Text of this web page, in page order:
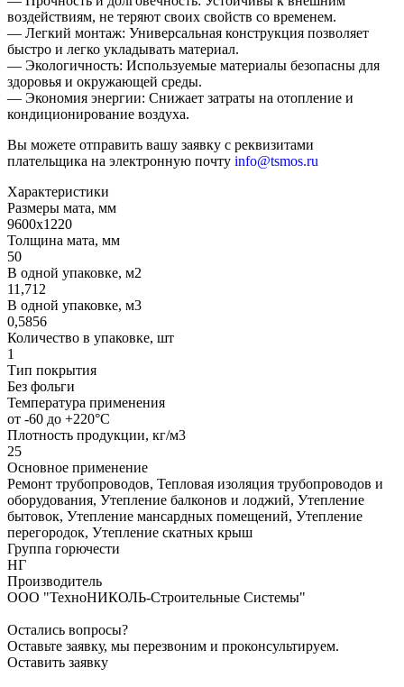
воздействиям, не теряют своих свойств со временем.
— Легкий монтаж: Универсальная конструкция позволяет
быстро и легко укладывать материал.
— Экологичность: Используемые материалы безопасны для
здоровья и окружающей среды.
— Экономия энергии: Снижает затраты на отопление и
кондиционирование воздуха.
Вы можете отправить вашу заявку с реквизитами
плательщика на электронную почту info@tsmos.ru
Характеристики
Размеры мата, мм
9600х1220
Толщина мата, мм
50
В одной упаковке, м2
11,712
В одной упаковке, м3
0,5856
Количество в упаковке, шт
1
Тип покрытия
Без фольги
Температура применения
от -60 до +220°С
Плотность продукции, кг/м3
25
Основное применение
Ремонт трубопроводов, Тепловая изоляция трубопроводов и
оборудования, Утепление балконов и лоджий, Утепление
бытовок, Утепление мансардных помещений, Утепление
перегородок, Утепление скатных крыш
Группа горючести
НГ
Производитель
ООО "ТехноНИКОЛЬ-Строительные Системы"
Остались вопросы?
Оставьте заявку, мы перезвоним и проконсультируем.
Оставить заявку